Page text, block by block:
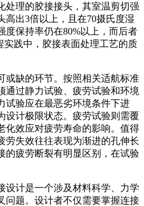
处理的胶接接头，其室温剪切强
高出3倍以上，且在70摄氏度湿
度保持率仍在80%以上，而后者
实践中，胶接表面处理工艺的质
或缺的环节。按照相关适航标准
通过静力试验、疲劳试验和环境
试验应在最恶劣环境条件下进
设计极限状态。疲劳试验则需覆
化效应对疲劳寿命的影响。值得
劳失效往往表现为渐进的孔伸长
的疲劳断裂有明显区别，在试验
设计是一个涉及材料科学、力学
问题。设计者不仅需要掌握连接